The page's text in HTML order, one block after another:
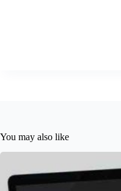
You may also like